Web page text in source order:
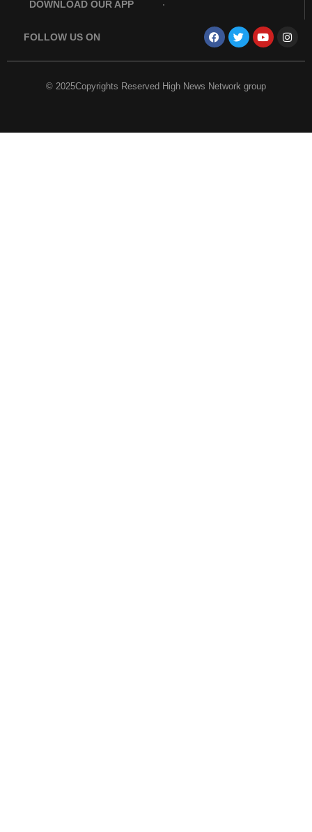
DOWNLOAD OUR APP
FOLLOW US ON
© 2025Copyrights Reserved High News Network group